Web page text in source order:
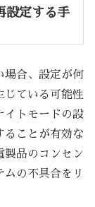
設定する手
場合、設定が何
じている可能性
イトモードの設
ることが有効な
製品のコンセン
ムの不具合をリ